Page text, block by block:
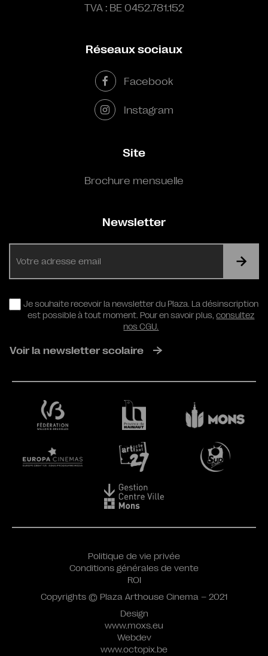
TVA : BE 0452.781.152
Réseaux sociaux
Facebook
Instagram
Site
Brochure mensuelle
Newsletter
RGPD
Je souhaite recevoir la newsletter du Plaza. La désinscription
est possible à tout moment. Pour en savoir plus,consultez
nos CGU.
Voir la newsletter scolaire
Design
www.moxs.eu
Webdev
www.octopix.be
Politique de vie privée
Conditions générales de vente
ROI
Copyrights © Plaza Arthouse Cinema – 2021